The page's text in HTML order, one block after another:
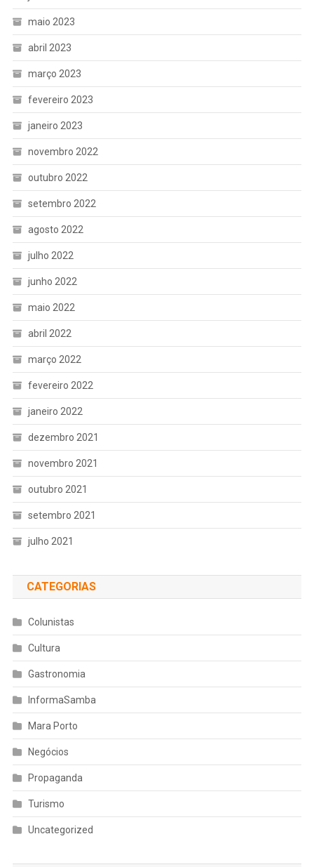
maio 2023
abril 2023
março 2023
fevereiro 2023
janeiro 2023
novembro 2022
outubro 2022
setembro 2022
agosto 2022
julho 2022
junho 2022
maio 2022
abril 2022
março 2022
fevereiro 2022
janeiro 2022
dezembro 2021
novembro 2021
outubro 2021
setembro 2021
julho 2021
CATEGORIAS
Colunistas
Cultura
Gastronomia
InformaSamba
Mara Porto
Negócios
Propaganda
Turismo
Uncategorized